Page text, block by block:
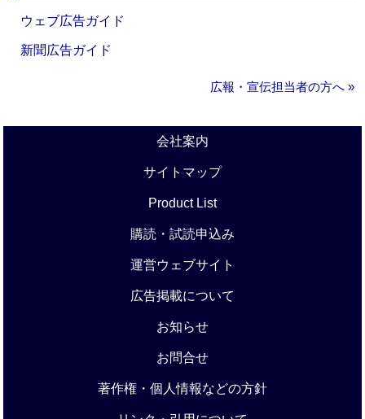
ウェブ広告ガイド
新聞広告ガイド
広報・宣伝担当者の方へ »
会社案内
サイトマップ
Product List
購読・試読申込み
運営ウェブサイト
広告掲載について
お知らせ
お問合せ
著作権・個人情報などの方針